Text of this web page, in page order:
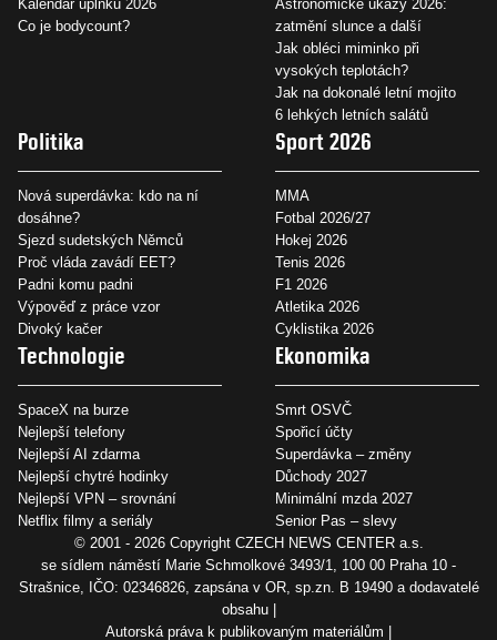
Kalendář úplňků 2026
Co je bodycount?
Astronomické úkazy 2026:
zatmění slunce a další
Jak obléci miminko při
vysokých teplotách?
Jak na dokonalé letní mojito
6 lehkých letních salátů
Politika
Nová superdávka: kdo na ní
dosáhne?
Sjezd sudetských Němců
Proč vláda zavádí EET?
Padni komu padni
Výpověď z práce vzor
Divoký kačer
Sport 2026
MMA
Fotbal 2026/27
Hokej 2026
Tenis 2026
F1 2026
Atletika 2026
Cyklistika 2026
Technologie
SpaceX na burze
Nejlepší telefony
Nejlepší AI zdarma
Nejlepší chytré hodinky
Nejlepší VPN – srovnání
Netflix filmy a seriály
Ekonomika
Smrt OSVČ
Spořicí účty
Superdávka – změny
Důchody 2027
Minimální mzda 2027
Senior Pas – slevy
© 2001 - 2026 Copyright CZECH NEWS CENTER a.s.
se sídlem náměstí Marie Schmolkové 3493/1, 100 00 Praha 10 -
Strašnice, IČO: 02346826, zapsána v OR, sp.zn. B 19490 a dodavatelé
obsahu
Autorská práva k publikovaným materiálům